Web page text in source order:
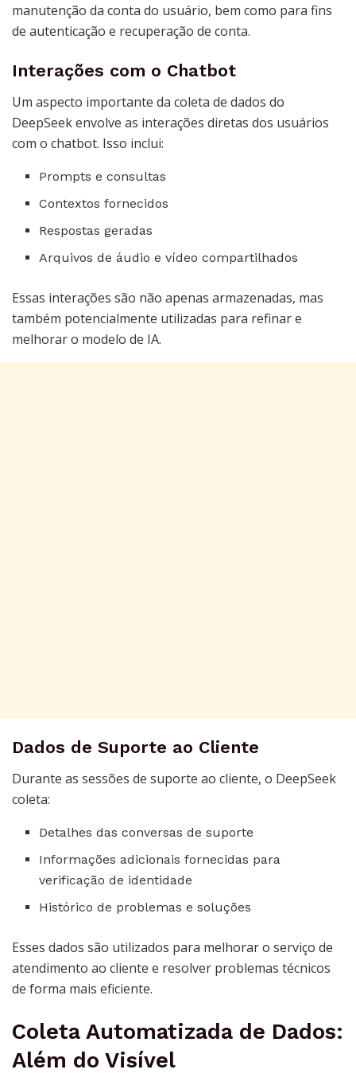
manutenção da conta do usuário, bem como para fins
de autenticação e recuperação de conta.
Interações com o Chatbot
Um aspecto importante da coleta de dados do
DeepSeek envolve as interações diretas dos usuários
com o chatbot. Isso inclui:
Prompts e consultas
Contextos fornecidos
Respostas geradas
Arquivos de áudio e vídeo compartilhados
Essas interações são não apenas armazenadas, mas
também potencialmente utilizadas para refinar e
melhorar o modelo de IA.
Dados de Suporte ao Cliente
Durante as sessões de suporte ao cliente, o DeepSeek
coleta:
Detalhes das conversas de suporte
Informações adicionais fornecidas para
verificação de identidade
Histórico de problemas e soluções
Esses dados são utilizados para melhorar o serviço de
atendimento ao cliente e resolver problemas técnicos
de forma mais eficiente.
Coleta Automatizada de Dados:
Além do Visível